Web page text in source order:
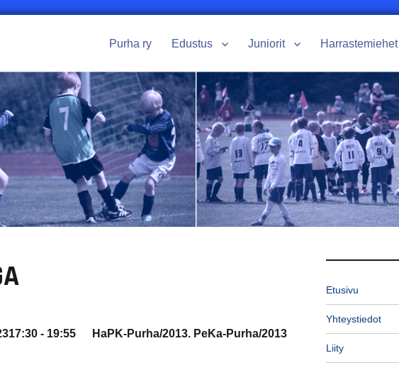
Purha ry Edustus Juniorit Harrastemiehet
17:30 - 19:55
HaPK-Purha/2013. PeKa-Purha/2013
Etusivu
Yhteystiedot
Liity